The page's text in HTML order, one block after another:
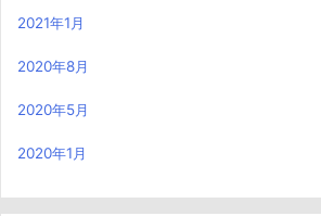
2021年1月
2020年8月
2020年5月
2020年1月